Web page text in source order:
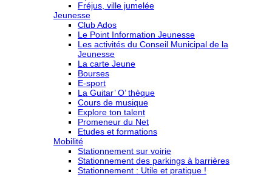
Fréjus, ville jumelée
Jeunesse
Club Ados
Le Point Information Jeunesse
Les activités du Conseil Municipal de la
Jeunesse
La carte Jeune
Bourses
E-sport
La Guitar’ O’ thèque
Cours de musique
Explore ton talent
Promeneur du Net
Etudes et formations
Mobilité
Stationnement sur voirie
Stationnement des parkings à barrières
Stationnement : Utile et pratique !